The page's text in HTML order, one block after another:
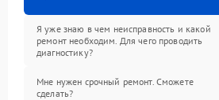
Я уже знаю в чем неисправность и какой
ремонт необходим. Для чего проводить
диагностику?
Мне нужен срочный ремонт. Сможете
сделать?